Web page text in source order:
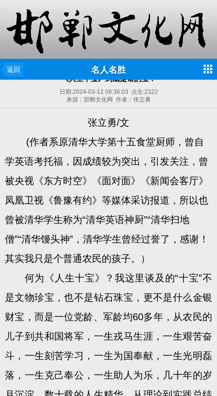
返回 名人名胜
《人生十宝》到底是谁的宝？
日期:2024-03-12 08:36:03 点击:2322
来源：邯郸文化网 作者：张立勇
张立勇/文
(作者系原清华大学第十五食堂厨师，曾自
学英语考托福，因成绩较为突出，引发关注，曾
被央视《东方时空》《面对面》《新闻会客厅》
凤凰卫视《鲁豫有约》等媒体采访报道，所以也
曾被清华学生称为“清华英语神厨”“清华扫地
僧”“清华馒头神”，清华学生曾经过誉了，感谢！
其实我只是个普通农民的孩子。）
何为《人生十宝》？我这里谈及的“十宝”不
是文物珍宝，也不是钻石珠宝，更不是什么金银
财宝，而是一位党龄、军龄均60多年，从农民的
儿子到共和国将军，一生戎马生涯，一生艰苦奋
斗，一生刻苦学习，一生为国奉献，一生光明磊
落，一生克己奉公，一生助人为乐，几十年的岁